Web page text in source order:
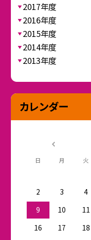
2017年度
2016年度
2015年度
2014年度
2013年度
カレンダー
日 月 火
2
3 4
9
10 11
16
17 18